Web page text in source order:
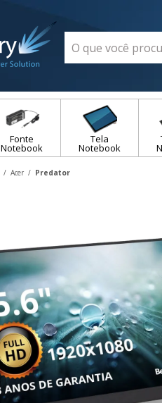
Fonte
Notebook
Tela
Notebook
Acer Predator